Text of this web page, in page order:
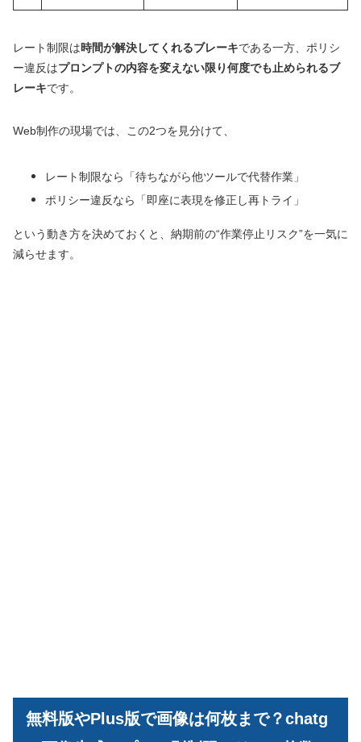
レート制限は時間が解決してくれるブレーキである一方、ポリシ
ー違反はプロンプトの内容を変えない限り何度でも止められるブ
レーキです。
Web制作の現場では、この2つを見分けて、
レート制限なら「待ちながら他ツールで代替作業」
ポリシー違反なら「即座に表現を修正し再トライ」
という動き方を決めておくと、納期前の“作業停止リスク”を一気に
減らせます。
無料版やPlus版で画像は何枚まで？chatg